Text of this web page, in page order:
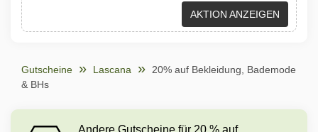
AKTION ANZEIGEN
Gutscheine Lascana
20% auf Bekleidung, Bademode
& BHs
Andere Gutscheine für 20 % auf